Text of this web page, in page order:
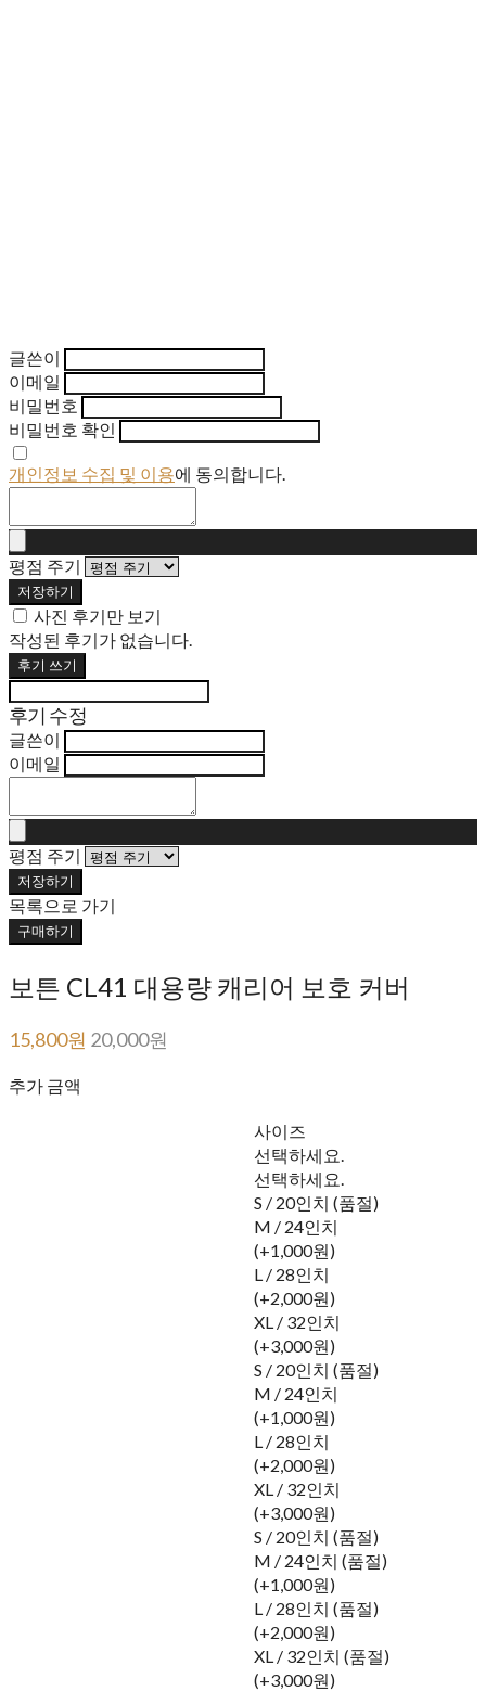
글쓴이
이메일
비밀번호
비밀번호 확인
개인정보 수집 및 이용에 동의합니다.
평점 주기
저장하기
사진 후기만 보기
작성된 후기가 없습니다.
후기 쓰기
후기 수정
글쓴이
이메일
평점 주기
저장하기
목록으로 가기
구매하기
보튼 CL41 대용량 캐리어 보호 커버
15,800원 20,000원
추가 금액
사이즈
선택하세요.
선택하세요.
S / 20인치 (품절)
M / 24인치
(+1,000원)
L / 28인치
(+2,000원)
XL / 32인치
(+3,000원)
S / 20인치 (품절)
M / 24인치
(+1,000원)
L / 28인치
(+2,000원)
XL / 32인치
(+3,000원)
S / 20인치 (품절)
M / 24인치 (품절)
(+1,000원)
L / 28인치 (품절)
(+2,000원)
XL / 32인치 (품절)
(+3,000원)